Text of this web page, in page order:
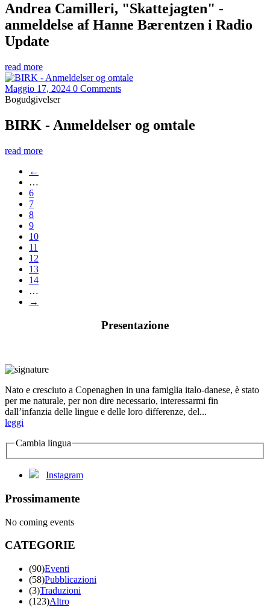
Andrea Camilleri, "Skattejagten" -
anmeldelse af Hanne Bærentzen i Radio
Update
read more
Maggio 17, 2024 0 Comments
Bogudgivelser
BIRK - Anmeldelser og omtale
read more
←
…
6
7
8
9
10
11
12
13
14
…
→
Presentazione
Nato e cresciuto a Copenaghen in una famiglia italo-danese, è stato
per me naturale, per non dire necessario, interessarmi fin
dall’infanzia delle lingue e delle loro differenze, del...
leggi
Cambia lingua
Instagram
Prossimamente
No coming events
CATEGORIE
(90)Eventi
(58)Pubblicazioni
(3)Traduzioni
(123)Altro